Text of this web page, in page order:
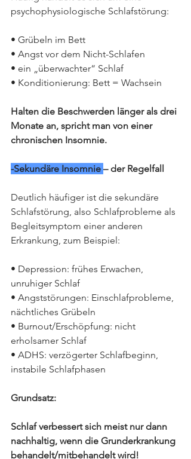
psychophysiologische Schlafstörung:
• Grübeln im Bett
• Angst vor dem Nicht-Schlafen
• ein „überwachter“ Schlaf
• Konditionierung: Bett = Wachsein
Halten die Beschwerden länger als drei
Monate an, spricht man von einer
chronischen Insomnie.
-Sekundäre Insomnie – der Regelfall
Deutlich häufiger ist die sekundäre
Schlafstörung, also Schlafprobleme als
Begleitsymptom einer anderen
Erkrankung, zum Beispiel:
• Depression: frühes Erwachen,
unruhiger Schlaf
• Angststörungen: Einschlafprobleme,
nächtliches Grübeln
• Burnout/Erschöpfung: nicht
erholsamer Schlaf
• ADHS: verzögerter Schlafbeginn,
instabile Schlafphasen
Grundsatz:
Schlaf verbessert sich meist nur dann
nachhaltig, wenn die Grunderkrankung
behandelt/mitbehandelt wird!